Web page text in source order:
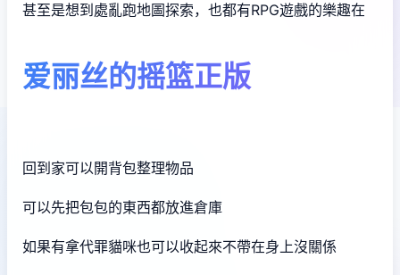
甚至是想到處亂跑地圖探索，也都有RPG遊戲的樂趣在
爱丽丝的摇篮正版
回到家可以開背包整理物品
可以先把包包的東西都放進倉庫
如果有拿代罪貓咪也可以收起來不帶在身上沒關係